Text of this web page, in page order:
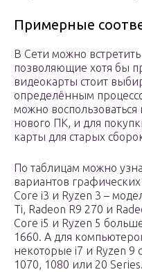
Примерные
В Сети можно
позволяющие хотя бы
видеокарты стоит
определённым
можно
нового ПК, и для
карты для старых
По таблицам можно
вариантов
Core i3 и Ryzen 3 –
Ti, Radeon R9 270 и
Core i5 и Ryzen 5
1660. А для
некоторые i7 и Ryzen 9
1070, 1080 или 20 Series.